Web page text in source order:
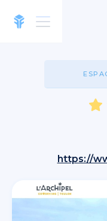
https://